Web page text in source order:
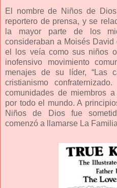
El nombre de Niños de
reportero de prensa, y se
la mayor parte de los
consideraban a Moisés
el los veía como sus niños
inofensivo movimiento
menajes de su líder, “Las
cristianismo
comunidades de miembros
por todo el mundo. A
Niños de Dios fue
comenzó a llamarse La